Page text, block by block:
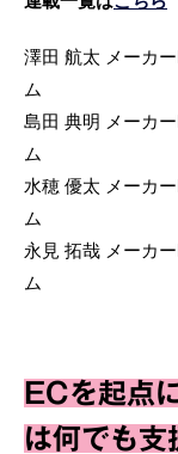
澤田 航太 メーカ
ム
島田 典明 メーカ
ム
水穂 優太 メーカ
ム
永見 拓哉 メーカ
ム
ECを起点
は何でも支